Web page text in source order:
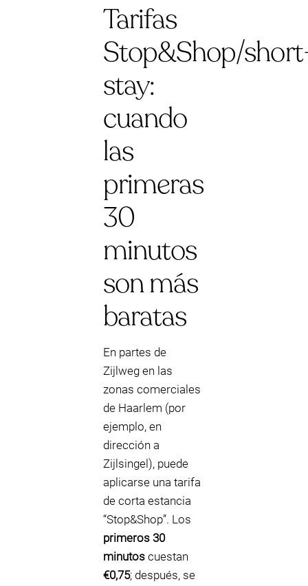
Tarifas
Stop&Shop/
stay:
cuando
las
primeras
30
minutos
son más
baratas
En partes de
Zijlweg en las
zonas comerciales
de Haarlem (por
ejemplo, en
dirección a
Zijlsingel), puede
aplicarse una tarifa
de corta estancia
“Stop&Shop”. Los
primeros 30
minutos cuestan
€0,75; después, se